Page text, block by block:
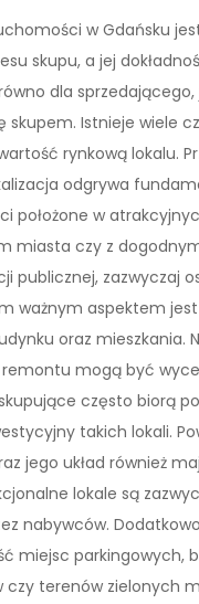
w Gdańsku
skupu, a jej
dla
skupem. Istnieje wiele
rynkową lokalu.
odgrywa
położone w
miasta czy z
publicznej, zazwyczaj
ważnym aspektem
oraz mieszkania.
mogą być
często biorą
takich lokali.
jego układ również
lokale są
nabywców.
miejsc parkingowych,
czy terenów zielonych